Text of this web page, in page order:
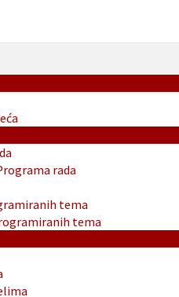
rada
tema
tema